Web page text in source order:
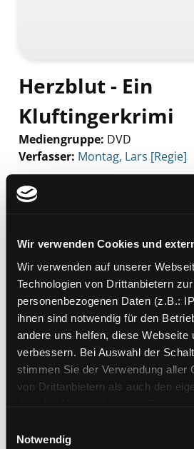
Wir verwenden Cookies und
Wir verwenden auf unserer
Technologien von Drittanbietern
personenbezogenen Daten (z.B.:
ihnen sind notwendig für den
andere uns helfen, diese Webseite
verbessern. Bei Auswahl der
stimmen Sie der Verwendung aller
von Drittanbietern als auch den
(Länder außerhalb des EWR ohne
Notwendig
Herzblut - Ein
Kluftingerkrimi
Mediengruppe: DVD
Verfasser: Suche nach diesem
Montag, Lars [Regie]
Beschreibung ein-/ausblenden
Exemplare
Zweigstelle: Mediathek
Signatur: TV.DD HER
Standort 2: Ausleihe
Status:Verfügbar
Frist: